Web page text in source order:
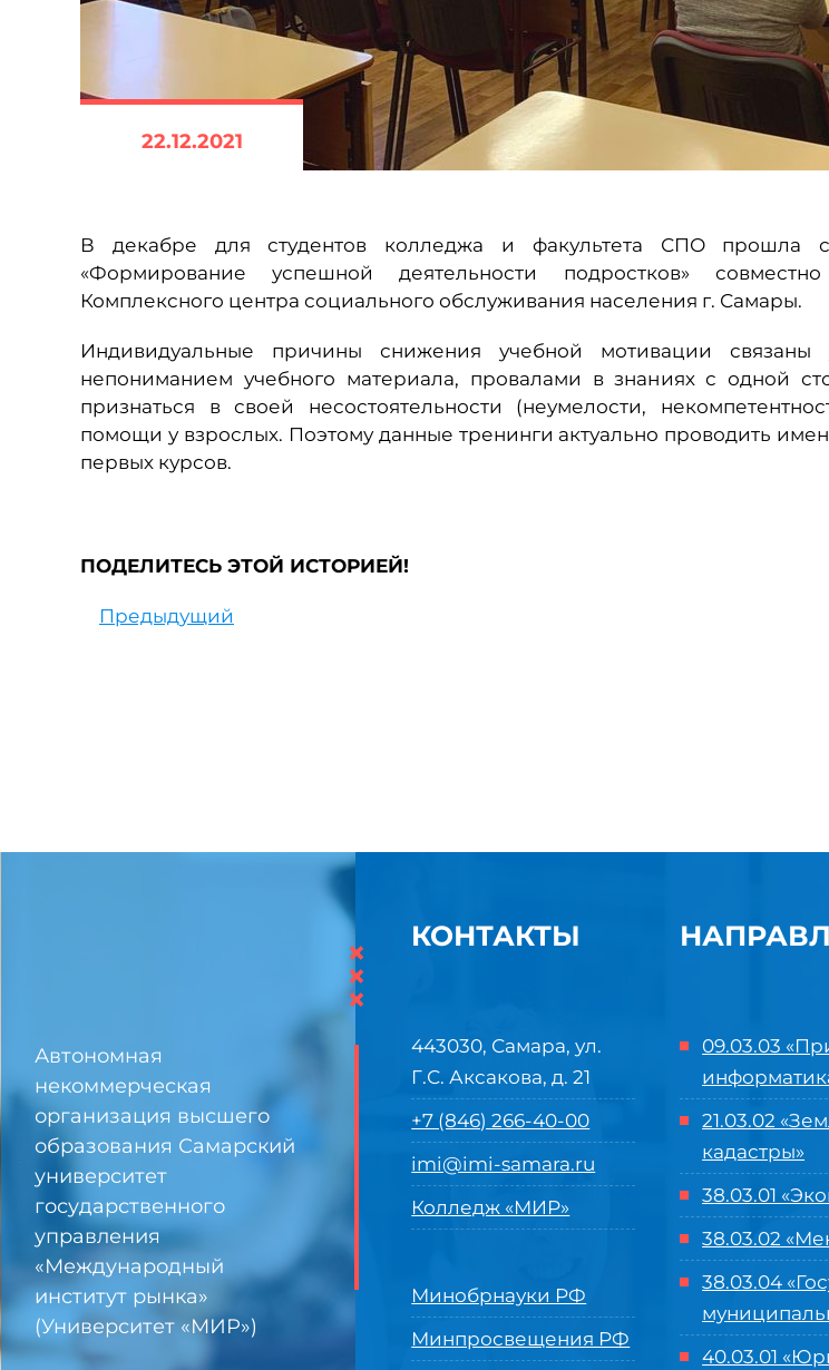
22.12.2021
В декабре для студентов колледжа и факультета СПО прошла
«Формирование успешной деятельности подростков»
Комплексного центра социального обслуживания населения г. Самары.
Индивидуальные причины снижения учебной мотивации связаны
непониманием учебного материала, провалами в знаниях с одной
признаться в своей несостоятельности (неумелости,
помощи у взрослых. Поэтому данные тренинги актуально проводить
первых курсов.
ПОДЕЛИТЕСЬ ЭТОЙ ИСТОРИЕЙ!
Предыдущий
Автономная
некоммерческая
организация высшего
образования Самарский
университет
государственного
управления
«Международный
институт рынка»
(Университет «МИР»)
×
×
×
КОНТАКТЫ
443030, Самара, ул.
Г.С. Аксакова, д. 21
+7 (846) 266-40-00
imi@imi-samara.ru
Колледж «МИР»
Минобрнауки РФ
Минпросвещения РФ
09.03.03
21.03.02
кадастры»
38.03.01
38.03.02
38.03.04
40.03.01